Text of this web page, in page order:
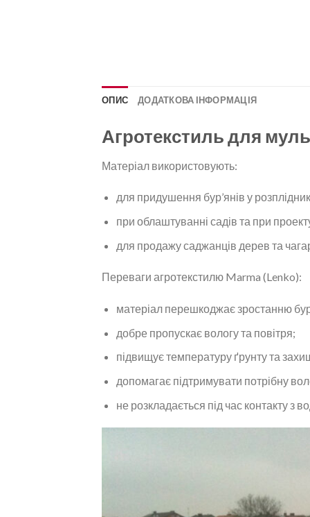
ОПИС ДОДАТКОВА ІНФОРМАЦІЯ
Агротекстиль для
Матеріал використовують:
для придушення бур’янів у
при облаштуванні садів та при
для продажу саджанців дерев та
Переваги агротекстилю Marma (Lenko):
матеріал перешкоджає зростанню
добре пропускає вологу та повітря;
підвищує температуру ґрунту та
допомагає підтримувати потрібну
не розкладається під час контакту з